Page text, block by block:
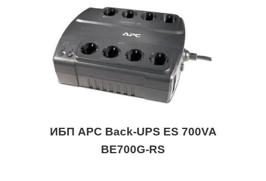
ИБП APC Back-UPS ES 700VA
BE700G-RS